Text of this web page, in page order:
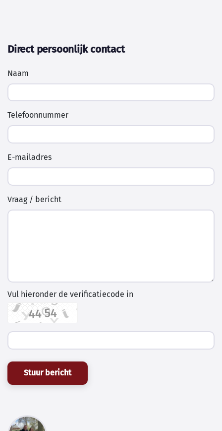
Direct persoonlijk contact
Naam
Telefoonnummer
E-mailadres
Vraag / bericht
Vul hieronder de verificatiecode in
Stuur bericht